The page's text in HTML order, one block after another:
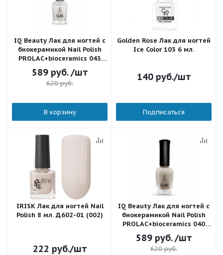
IQ Beauty Лак для ногтей с
биокерамикой Nail Polish
PROLAC+bioceramics 043
Very vogue 12,5 мл.
589руб. /шт
620руб.
В корзину
Golden Rose Лак для ногтей
Ice Color 103 6 мл.
140руб./шт
Подписаться
IRISK Лак для ногтей Nail
Polish 8 мл. Д602-01 (002)
222 руб./шт
IQ Beauty Лак для ногтей с
биокерамикой Nail Polish
PROLAC+bioceramics 040
But first nails 12,5 мл.
589руб. /шт
620руб.